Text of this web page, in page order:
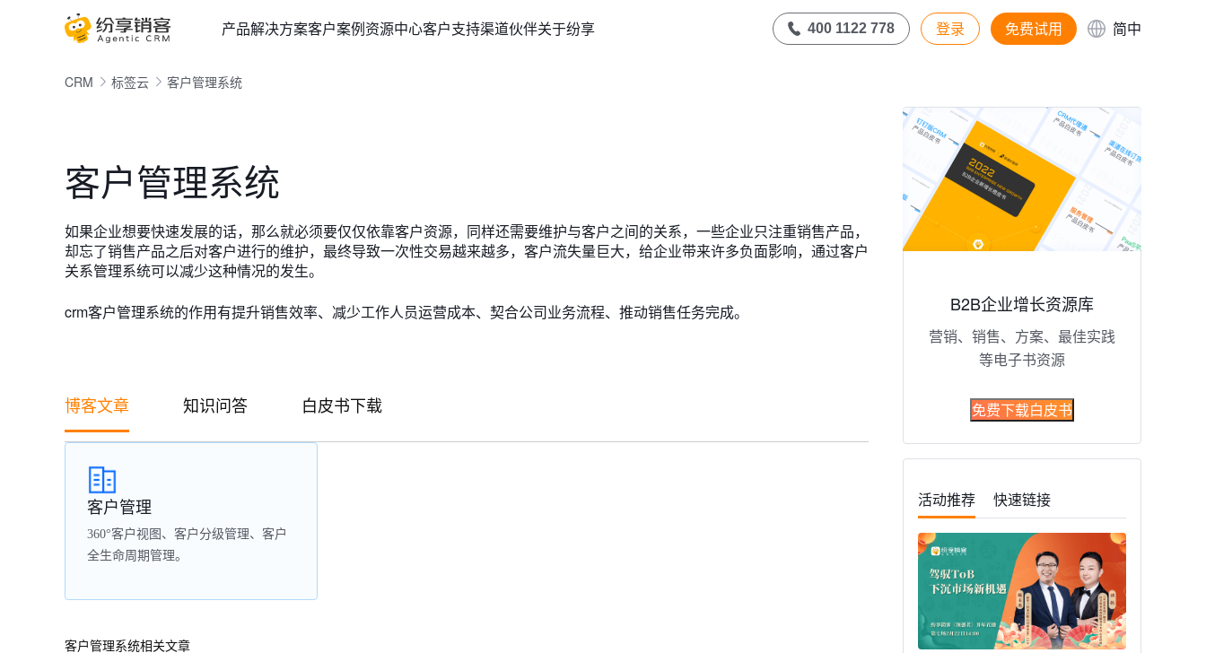
产品解决方案客户案例资源中心客户支持渠道伙伴关于纷享 400 1122 778 登录 免费试用 简中
CRM 标签云 客户管理系统
客户管理系统
如果企业想要快速发展的话，那么就必须要仅仅依靠客户资源，同样还需要维护与客户之间的关系，一些企业只注重销售产品，
却忘了销售产品之后对客户进行的维护，最终导致一次性交易越来越多，客户流失量巨大，给企业带来许多负面影响，通过客户
关系管理系统可以减少这种情况的发生。
crm客户管理系统的作用有提升销售效率、减少工作人员运营成本、契合公司业务流程、推动销售任务完成。
博客文章 知识问答 白皮书下载
客户管理
360°客户视图、客户分级管理、客户
全生命周期管理。
客户管理系统相关文章
B2B企业增长资源库
营销、销售、方案、最佳实践
等电子书资源
免费下载白皮书
活动推荐 快速链接